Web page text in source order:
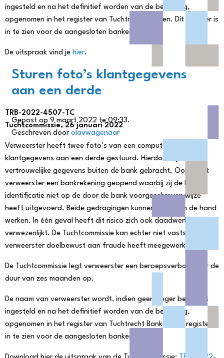
ingesteld en na het definitief worden van de beslissing,
opgenomen in het register van Tuchtrecht Banken. Dit register is
in te zien voor de aangesloten banken.
De uitspraak vind je hier.
Sturen foto’s klantgegevens
aan een derde
Gepost op 9 maart 2022 te 09:33.
Geschreven door olavwagenaar
TRB-2022-4507-TC
Tuchtcommissie, 26 januari 2022
Verweerster heeft twee foto’s van een computerscherm met
klantgegevens aan een derde gestuurd. Hierdoor zijn
vertrouwelijke gegevens buiten de bank gebracht. Ook heeft
verweerster een bankrekening geopend waarbij zij de balie-
identificatie niet op de door de bank voorgeschreven wijze
heeft uitgevoerd. Beide gedragingen kunnen fraude in de hand
werken. In één geval heeft dit risico zich ook daadwerkelijk
verwezenlijkt. De Tuchtcommissie kan echter niet vaststellen dat
verweerster doelbewust aan fraude heeft meegewerkt.
De Tuchtcommissie legt verweerster een beroepsverbod voor de
duur van zes maanden op.
De naam van verweerster wordt, indien geen hoger beroep is
ingesteld en na het definitief worden van de beslissing,
opgenomen in het register van Tuchtrecht Banken. Dit register is
in te zien voor de aangesloten banken.